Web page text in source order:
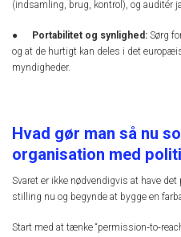
(indsamling, brug, kontrol), og auditér
● Portabilitet og synlighed: Sørg
og at de hurtigt kan deles i det
myndigheder.
Hvad gør man så nu
organisation med
Svaret er ikke nødvendigvis at have
stilling nu og begynde at bygge en
Start med at tænke